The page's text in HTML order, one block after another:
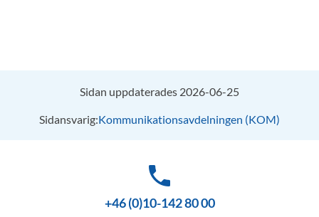
Sidan uppdaterades 2026-06-25
Sidansvarig:Kommunikationsavdelningen (KOM)
phone
+46 (0)10-142 80 00